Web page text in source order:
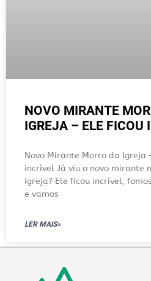
NOVO MIRANTE
IGREJA – ELE FICOU
Novo Mirante Morro da Igreja
incrível Já viu o novo mirante
igreja? Ele ficou incrível,
e vamos
LER MAIS»